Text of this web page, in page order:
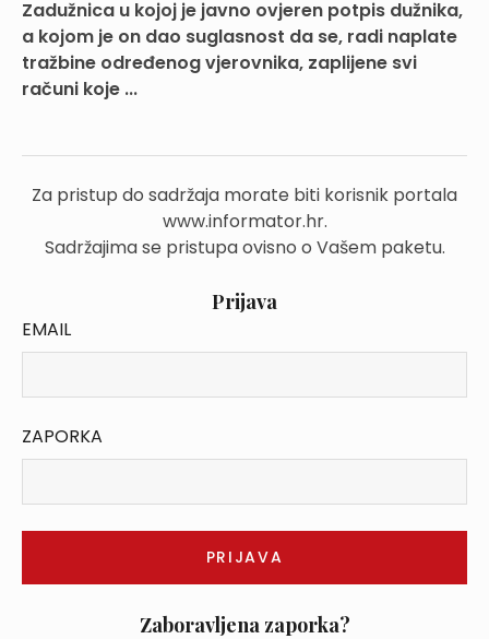
Zadužnica u kojoj je javno ovjeren potpis dužnika,
a kojom je on dao suglasnost da se, radi naplate
tražbine određenog vjerovnika, zaplijene svi
računi koje ...
Za pristup do sadržaja morate biti korisnik portala
www.informator.hr.
Sadržajima se pristupa ovisno o Vašem paketu.
Prijava
EMAIL
ZAPORKA
Zaboravljena zaporka?